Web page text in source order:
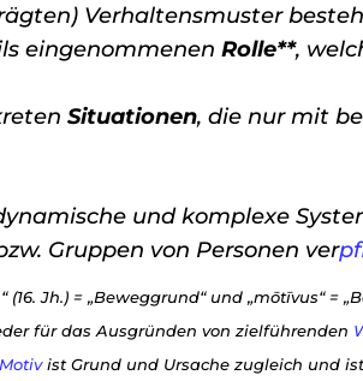
Verhaltensmuster
eingenommenen Rolle**,
Situationen, die nur mit
und komplexe
Gruppen von Personen ver
Jh.) = „Beweggrund“ und „mōtīvus“ =
für das Ausgründen von zielführenden
Motivist Grund und Ursache zugleich und